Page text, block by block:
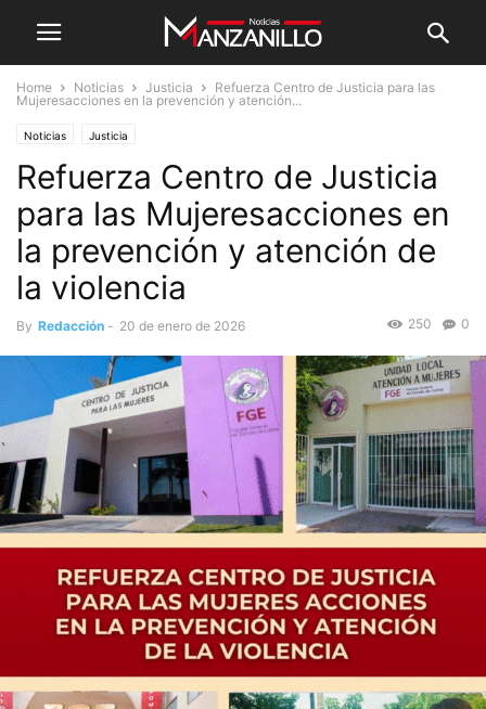
Home Noticias Justicia
Refuerza Centro de Justicia para las
Mujeresacciones en la prevención y atención...
Noticias Justicia
Refuerza Centro de Justicia
para las Mujeresacciones en
la prevención y atención de
la violencia
By Redacción - 20 de enero de 2026 0
250